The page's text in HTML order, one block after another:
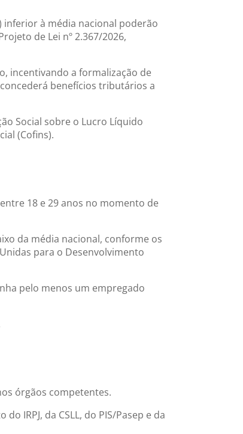
inferior à média nacional poderão
de Lei nº 2.367/2026,
incentivando a formalização de
benefícios tributários a
Social sobre o Lucro Líquido
(Cofins).
18 e 29 anos no momento de
da média nacional, conforme os
para o Desenvolvimento
pelo menos um empregado
órgãos competentes.
IRPJ, da CSLL, do PIS/Pasep e da